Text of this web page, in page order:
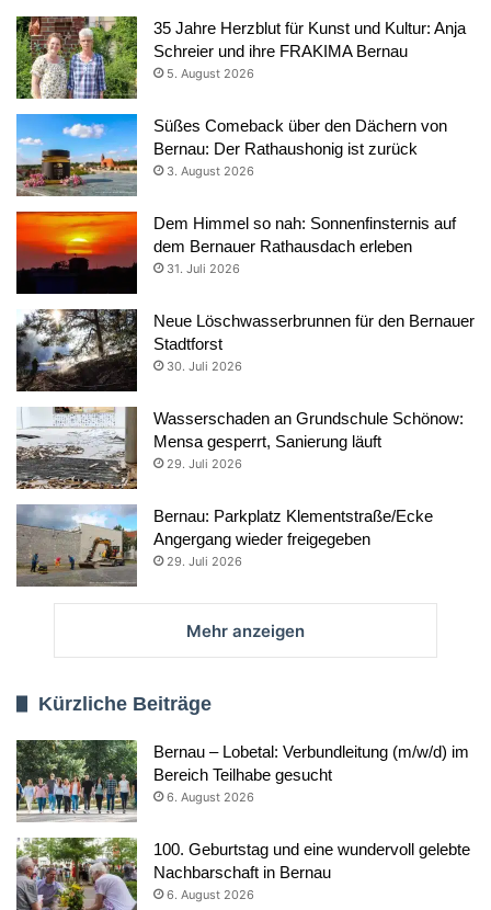
35 Jahre Herzblut für Kunst und Kultur: Anja
Schreier und ihre FRAKIMA Bernau
5. August 2026
Süßes Comeback über den Dächern von
Bernau: Der Rathaushonig ist zurück
3. August 2026
Dem Himmel so nah: Sonnenfinsternis auf
dem Bernauer Rathausdach erleben
31. Juli 2026
Neue Löschwasserbrunnen für den Bernauer
Stadtforst
30. Juli 2026
Wasserschaden an Grundschule Schönow:
Mensa gesperrt, Sanierung läuft
29. Juli 2026
Bernau: Parkplatz Klementstraße/Ecke
Angergang wieder freigegeben
29. Juli 2026
Mehr anzeigen
Kürzliche Beiträge
Bernau – Lobetal: Verbundleitung (m/w/d) im
Bereich Teilhabe gesucht
6. August 2026
100. Geburtstag und eine wundervoll gelebte
Nachbarschaft in Bernau
6. August 2026